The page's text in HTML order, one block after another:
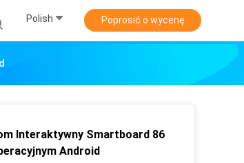
Polish Poprosić o wycenę
Interaktywny Smartboard 86
Android